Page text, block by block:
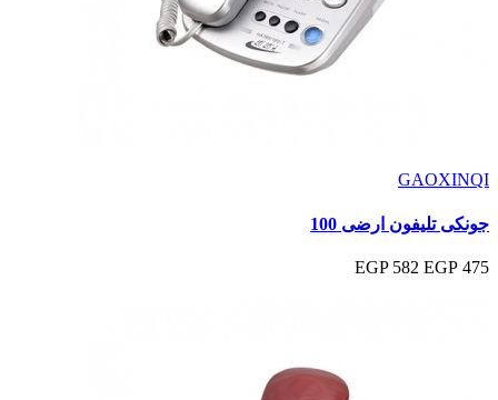
GAOXINQI
جونكى تليفون ارضى 100
475 EGP
582 EGP